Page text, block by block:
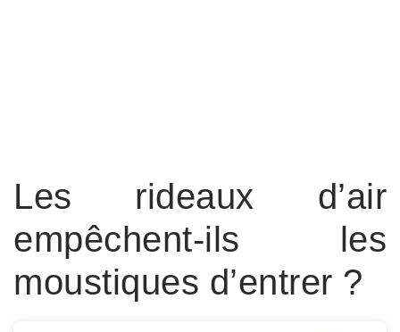
Les rideaux d’air
empêchent-ils les
moustiques d’entrer ?